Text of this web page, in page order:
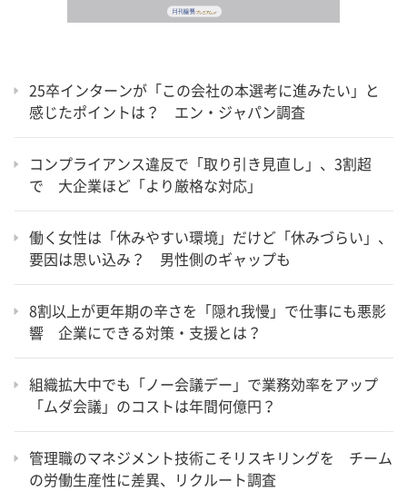
25卒インターンが「この会社の本選考に進みたい」と
感じたポイントは？ エン・ジャパン調査
コンプライアンス違反で「取り引き見直し」、3割超
で 大企業ほど「より厳格な対応」
働く女性は「休みやすい環境」だけど「休みづらい」、
要因は思い込み？ 男性側のギャップも
8割以上が更年期の辛さを「隠れ我慢」で仕事にも悪影
響 企業にできる対策・支援とは？
組織拡大中でも「ノー会議デー」で業務効率をアップ
「ムダ会議」のコストは年間何億円？
管理職のマネジメント技術こそリスキリングを チーム
の労働生産性に差異、リクルート調査